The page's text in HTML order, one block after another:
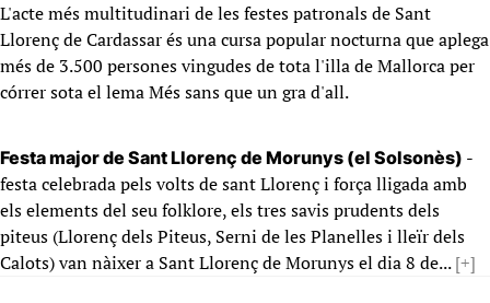
L'acte més multitudinari de les festes patronals de Sant
Llorenç de Cardassar és una cursa popular nocturna que aplega
més de 3.500 persones vingudes de tota l'illa de Mallorca per
córrer sota el lema Més sans que un gra d'all.
Festa major de Sant Llorenç de Morunys (el Solsonès) -
festa celebrada pels volts de sant Llorenç i força lligada amb
els elements del seu folklore, els tres savis prudents dels
piteus (Llorenç dels Piteus, Serni de les Planelles i lleïr dels
Calots) van nàixer a Sant Llorenç de Morunys el dia 8 de...[+]